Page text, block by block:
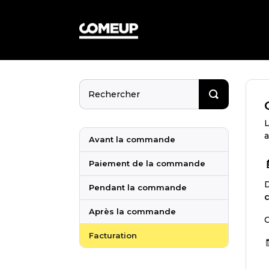
Avant la commande
Paiement de la commande
Pendant la commande
Après la commande
Facturation